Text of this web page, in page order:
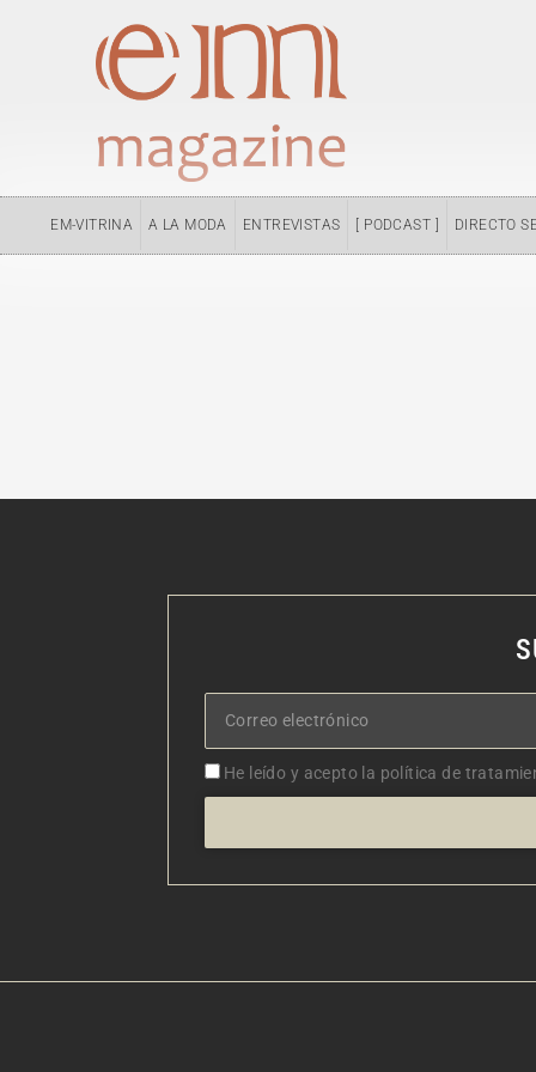
EM-VITRINA A LA MODA ENTREVISTAS [ PODCAST ] DIRECTO
Correo
electrónico
Aceptacion
He leído y acepto la política de